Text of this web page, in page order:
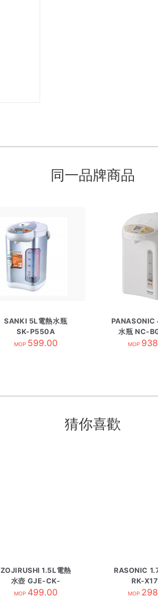
同一品牌商品
SANKI 5L電熱水瓶
SK-P550A
MOP 599.00
水瓶 NC-
MOP
猜你喜歡
ZOJIRUSHI 1.5L電熱
水壺 GJE-CK-
VAQ15-WA白
MOP 499.00
RASONIC
RK-
MOP